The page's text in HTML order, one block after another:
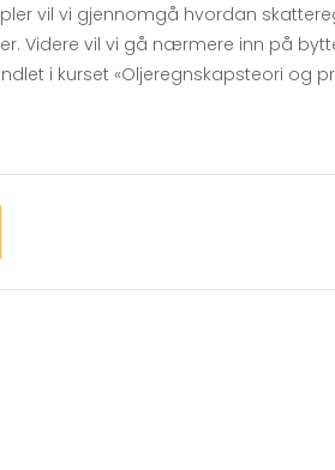
vil vi gjennomgå hvordan
Videre vil vi gå nærmere inn på
i kurset «Oljeregnskapsteori og